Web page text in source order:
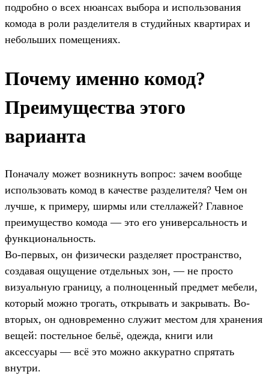
подробно о всех нюансах выбора и использования
комода в роли разделителя в студийных квартирах и
небольших помещениях.
Почему именно комод?
Преимущества этого
варианта
Поначалу может возникнуть вопрос: зачем вообще
использовать комод в качестве разделителя? Чем он
лучше, к примеру, ширмы или стеллажей? Главное
преимущество комода — это его универсальность и
функциональность.
Во-первых, он физически разделяет пространство,
создавая ощущение отдельных зон, — не просто
визуальную границу, а полноценный предмет мебели,
который можно трогать, открывать и закрывать. Во-
вторых, он одновременно служит местом для хранения
вещей: постельное бельё, одежда, книги или
аксессуары — всё это можно аккуратно спрятать
внутри.